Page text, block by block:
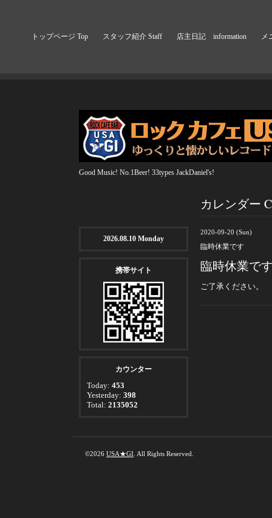
トップページ Top スタッフ紹介 Staff 店主日記 information メ
Good Music! No.1Beer! 33types JackDaniel's!
カレンダー
2020-09-20 (Sun)
臨時休業です
臨時休業で
ご了承ください。
2026.08.10 Monday
携帯サイト
カウンター
Today: 453
Yesterday: 398
Total: 2135052
©2026 USA★GI . All Rights Reserved.